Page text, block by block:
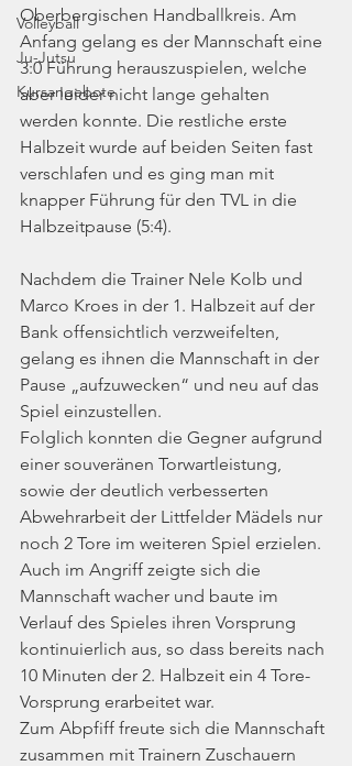
Volleyball
Ju-Jutsu
Kursangebote
Oberbergischen Handballkreis. Am
Anfang gelang es der Mannschaft eine
3:0 Führung herauszuspielen, welche
aber leider nicht lange gehalten
werden konnte. Die restliche erste
Halbzeit wurde auf beiden Seiten fast
verschlafen und es ging man mit
knapper Führung für den TVL in die
Halbzeitpause (5:4).
Nachdem die Trainer Nele Kolb und
Marco Kroes in der 1. Halbzeit auf der
Bank offensichtlich verzweifelten,
gelang es ihnen die Mannschaft in der
Pause „aufzuwecken“ und neu auf das
Spiel einzustellen.
Folglich konnten die Gegner aufgrund
einer souveränen Torwartleistung,
sowie der deutlich verbesserten
Abwehrarbeit der Littfelder Mädels nur
noch 2 Tore im weiteren Spiel erzielen.
Auch im Angriff zeigte sich die
Mannschaft wacher und baute im
Verlauf des Spieles ihren Vorsprung
kontinuierlich aus, so dass bereits nach
10 Minuten der 2. Halbzeit ein 4 Tore-
Vorsprung erarbeitet war.
Zum Abpfiff freute sich die Mannschaft
zusammen mit Trainern Zuschauern